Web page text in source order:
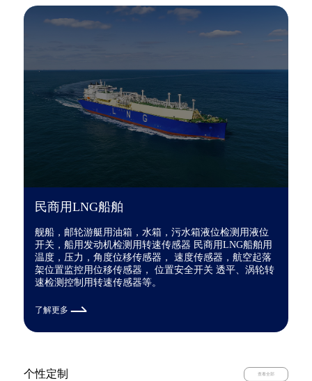
民商用LNG船舶
舰船，邮轮游艇用油箱，水箱，污水箱液位检测用液位
开关，船用发动机检测用转速传感器 民商用LNG船舶用
温度，压力，角度位移传感器， 速度传感器，航空起落
架位置监控用位移传感器， 位置安全开关 透平、涡轮转
速检测控制用转速传感器等。
了解更多
个性定制 查看全部